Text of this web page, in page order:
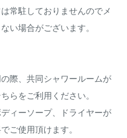
常駐しておりませんのでメ
い場合がございます。
際、共同シャワールームが
らをご利用ください。
ィーソープ、ドライヤーが
ご使用頂けます。